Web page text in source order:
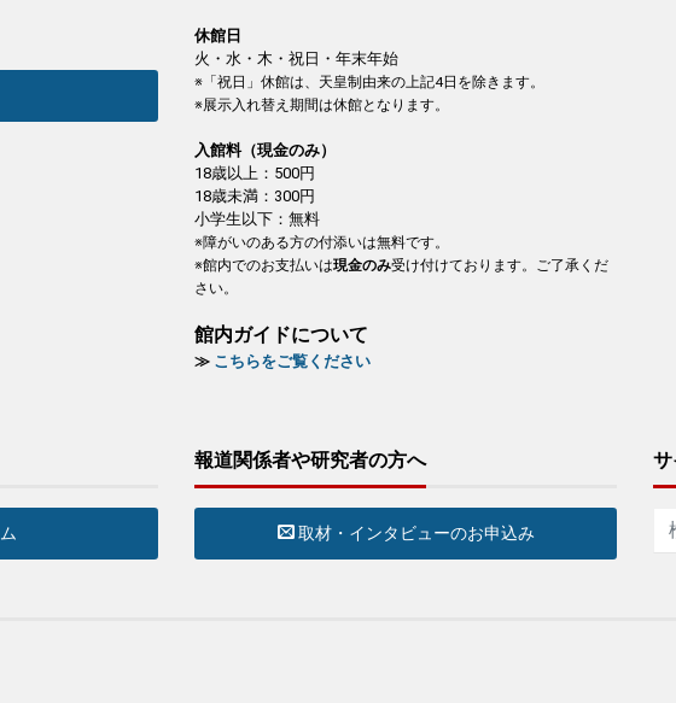
休館日
火・水・木・祝日・年末年始
※「祝日」休館は、天皇制由来の上記4日を除きます。
※展示入れ替え期間は休館となります。
入館料（現金のみ）
18歳以上：500円
18歳未満：300円
小学生以下：無料
※障がいのある方の付添いは無料です。
※館内でのお支払いは現金のみ受け付けております。ご了承くだ
さい。
館内ガイドについて
≫ こちらをご覧ください
報道関係者や研究者の方へ
取材・インタビューのお申込み